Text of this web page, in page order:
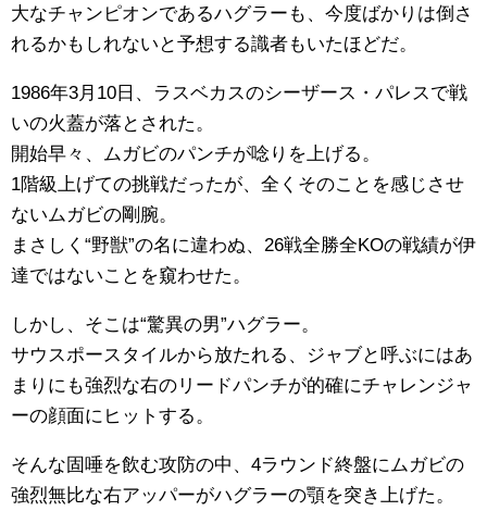
大なチャンピオンであるハグラーも、今度ばかりは倒さ
れるかもしれないと予想する識者もいたほどだ。
1986年3月10日、ラスベカスのシーザース・パレスで戦
いの火蓋が落とされた。
開始早々、ムガビのパンチが唸りを上げる。
1階級上げての挑戦だったが、全くそのことを感じさせ
ないムガビの剛腕。
まさしく“野獣”の名に違わぬ、26戦全勝全KOの戦績が伊
達ではないことを窺わせた。
しかし、そこは“驚異の男”ハグラー。
サウスポースタイルから放たれる、ジャブと呼ぶにはあ
まりにも強烈な右のリードパンチが的確にチャレンジャ
ーの顔面にヒットする。
そんな固唾を飲む攻防の中、4ラウンド終盤にムガビの
強烈無比な右アッパーがハグラーの顎を突き上げた。